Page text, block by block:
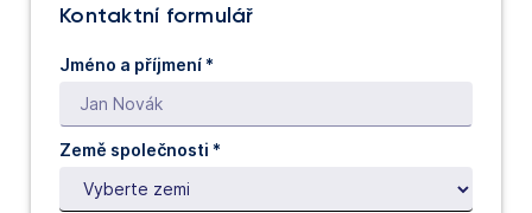
Kontaktní formulář
Jméno a příjmení *
Země společnosti *